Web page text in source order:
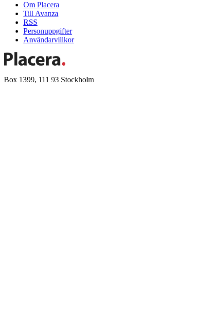
Om Placera
Till Avanza
RSS
Personuppgifter
Användarvillkor
Box 1399, 111 93 Stockholm